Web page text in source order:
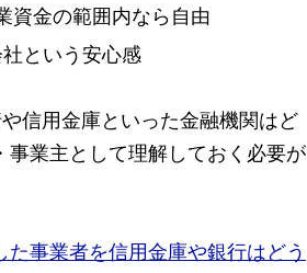
資金の範囲内なら自由
という安心感
信用金庫といった金融機関はど
業主として理解しておく必要が
事業者を信用金庫や銀行はどう